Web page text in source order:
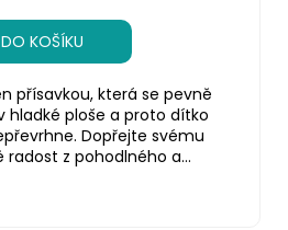
DO KOŠÍKU
přísavkou, která se pevně
hladké ploše a proto dítko
Dopřejte svému
z pohodlného a...